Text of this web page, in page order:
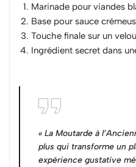
Marinade pour viandes
Base pour sauce
Touche finale sur un
Ingrédient secret dans
« La Moutarde à
plus qui transforme un
expérience gustative